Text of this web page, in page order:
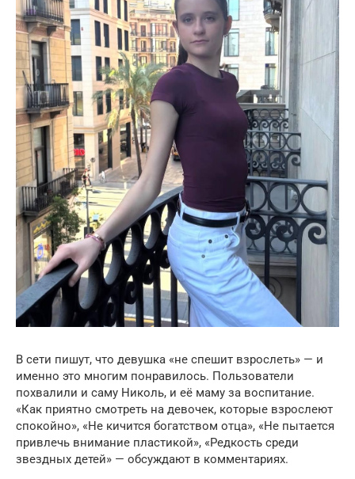
В сети пишут, что девушка «не спешит взрослеть» — и
именно это многим понравилось. Пользователи
похвалили и саму Николь, и её маму за воспитание.
«Как приятно смотреть на девочек, которые взрослеют
спокойно», «Не кичится богатством отца», «Не пытается
привлечь внимание пластикой», «Редкость среди
звездных детей» — обсуждают в комментариях.